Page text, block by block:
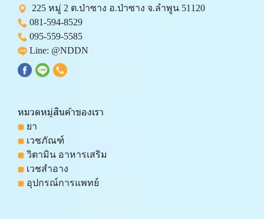
225 หมู่ 2 ต.ป่าซาง อ.ป่าซาง จ.ลำพูน 51120
081-594-8529
095-559-5585
Line: @NDDN
หมวดหมู่สินค้าของเรา
ยา
เวชภัณฑ์
วิตามิน อาหารเสริม
เวชสำอาง
อุปกรณ์การแพทย์